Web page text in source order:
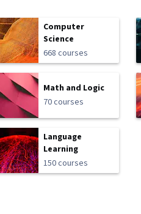
Computer
Science
668 courses
Math and Logic
70 courses
Language
Learning
150 courses